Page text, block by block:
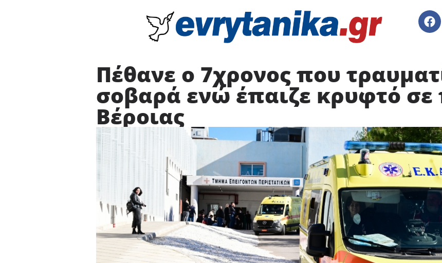
Πέθανε ο 7χρονος που
σοβαρά ενώ έπαιζε κρυφτό σε
Βέροιας